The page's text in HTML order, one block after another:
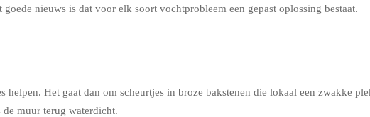
nieuws is dat voor elk soort vochtprobleem een gepast oplossing bestaat.
Het gaat dan om scheurtjes in broze bakstenen die lokaal een zwakke
muur terug waterdicht.